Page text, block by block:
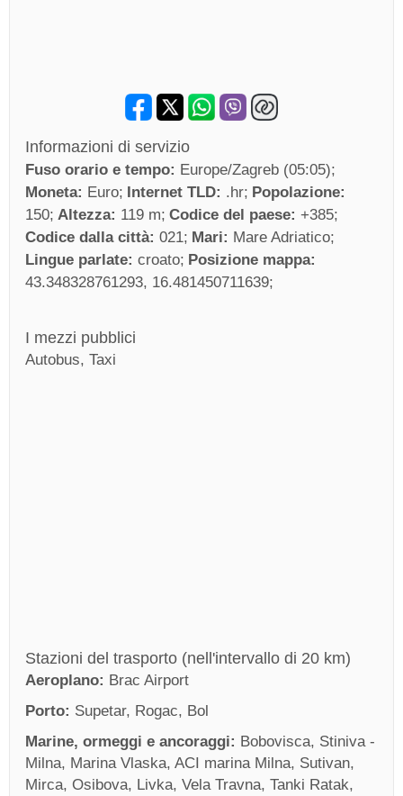
Informazioni di servizio
Fuso orario e tempo: Europe/Zagreb (05:05)
Moneta: Euro Internet TLD: .hr Popolazione:
150 Altezza: 119 m Codice del paese: +385
Codice dalla città: 021 Mari: Mare Adriatico
Lingue parlate: croato Posizione mappa:
43.348328761293, 16.481450711639
I mezzi pubblici
Autobus, Taxi
Stazioni del trasporto (nell'intervallo di 20 km)
Aeroplano: Brac Airport
Porto: Supetar, Rogac, Bol
Marine, ormeggi e ancoraggi: Bobovisca, Stiniva -
Milna, Marina Vlaska, ACI marina Milna, Sutivan,
Mirca, Osibova, Livka, Vela Travna, Tanki Ratak,